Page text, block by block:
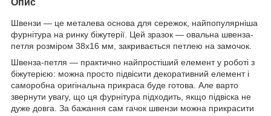
Швензи — це металева основа для сережок, найпопулярніша
фурнітура на ринку біжутерії. Цей зразок — овальна швенза-
петля розміром 38х16 мм, закривається петлею на замочок.
Швенза-петля — практично найпростіший елемент у роботі з
біжутерією: можна просто підвісити декоративний елемент і
саморобна оригінальна прикраса буде готова. Але варто
звернути увагу, що ця фурнітура підходить, якщо підвіска не
дуже довга. За бажання сам гачок швензи можна прикрасити